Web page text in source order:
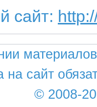
сайт:
на сайт
© 2008-